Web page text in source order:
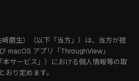
磨生）（以下「当方」）は、当方が提
macOS アプリ「ThroughView」
本サービス」）における個人情報等の取
おり定めます。